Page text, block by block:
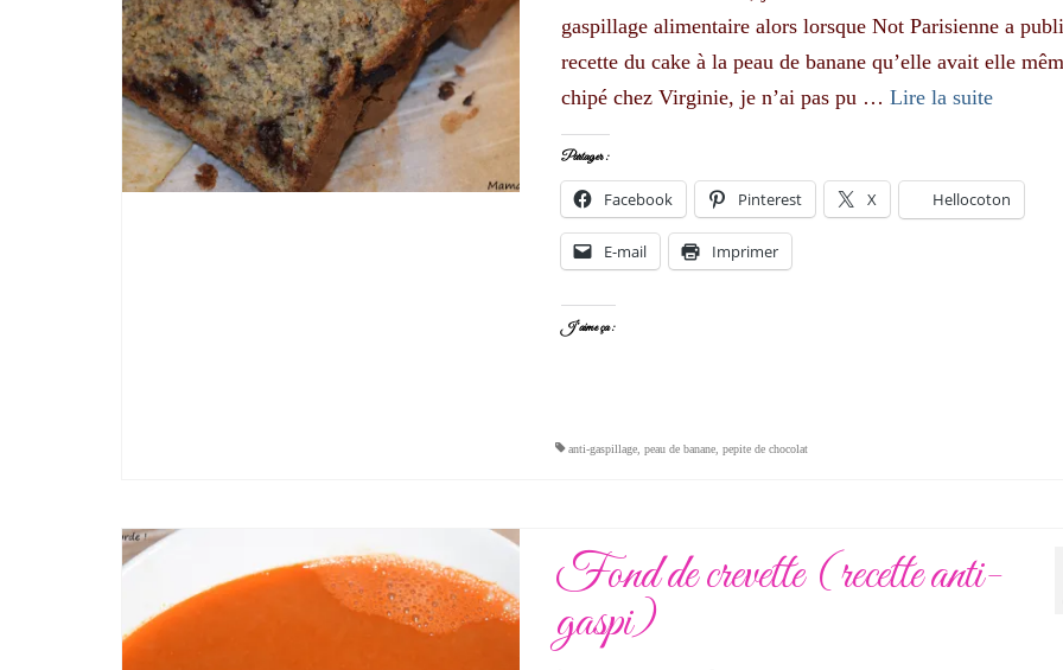
gaspillage alimentaire alors lorsque Not Parisienne a
recette du cake à la peau de banane qu’elle avait elle
chipé chez Virginie, je n’ai pas pu … Lire la suite­­
Partager :
Facebook Pinterest X Hellocoton
E-mail Imprimer
J’aime ça :
anti-gaspillage, peau de banane, pepite de chocolat
Fond de crevette (recette anti-
gaspi)